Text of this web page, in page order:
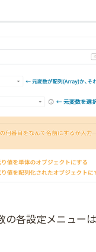
各設定メニュー